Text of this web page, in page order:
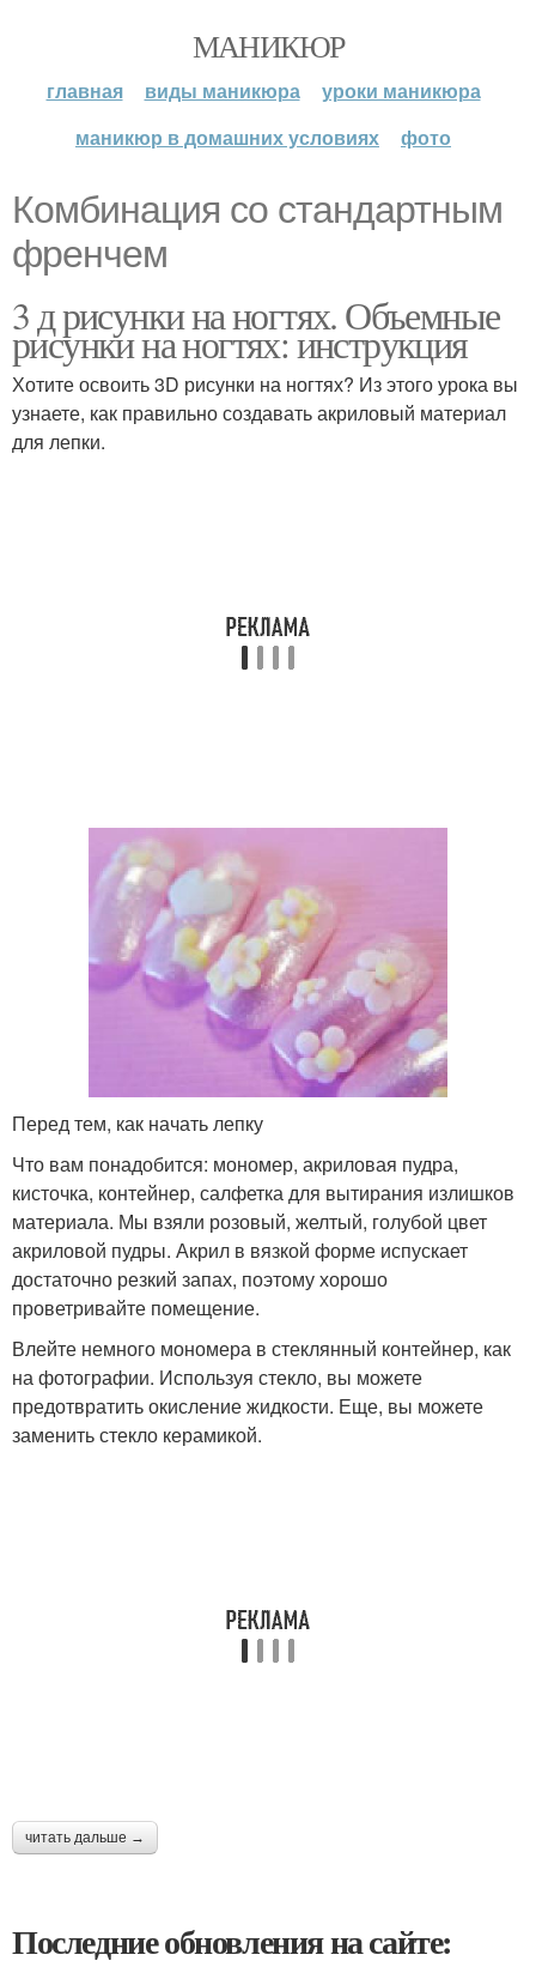
МАНИКЮР
главная виды маникюра
уроки маникюра
маникюр в домашних условиях
фото
Комбинация со стандартным
френчем
3 д рисунки на ногтях. Объемные
рисунки на ногтях: инструкция
Хотите освоить 3D рисунки на ногтях? Из этого урока вы
узнаете, как правильно создавать акриловый материал
для лепки.
Перед тем, как начать лепку
Что вам понадобится: мономер, акриловая пудра,
кисточка, контейнер, салфетка для вытирания излишков
материала. Мы взяли розовый, желтый, голубой цвет
акриловой пудры. Акрил в вязкой форме испускает
достаточно резкий запах, поэтому хорошо
проветривайте помещение.
Влейте немного мономера в стеклянный контейнер, как
на фотографии. Используя стекло, вы можете
предотвратить окисление жидкости. Еще, вы можете
заменить стекло керамикой.
читать дальше →
Последние обновления на сайте: